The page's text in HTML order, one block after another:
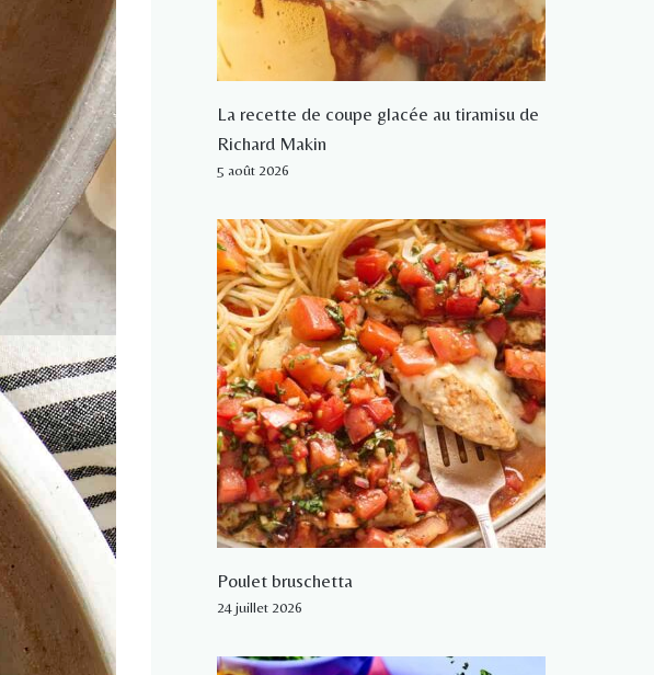
La recette de coupe glacée au tiramisu de
Richard Makin
5 août 2026
Poulet bruschetta
24 juillet 2026